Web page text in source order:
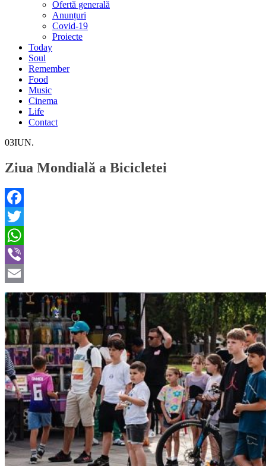
Ofertă generală
Anunțuri
Covid-19
Proiecte
Today
Soul
Remember
Food
Music
Cinema
Life
Contact
03IUN.
Ziua Mondială a Bicicletei
Facebook
Twitter
WhatsApp
Viber
Email